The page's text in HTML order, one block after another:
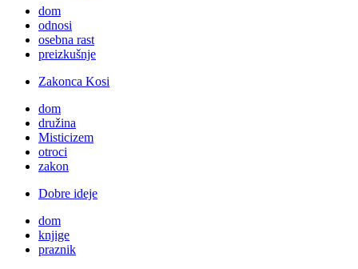
dom
odnosi
osebna rast
preizkušnje
Zakonca Kosi
dom
družina
Misticizem
otroci
zakon
Dobre ideje
dom
knjige
praznik